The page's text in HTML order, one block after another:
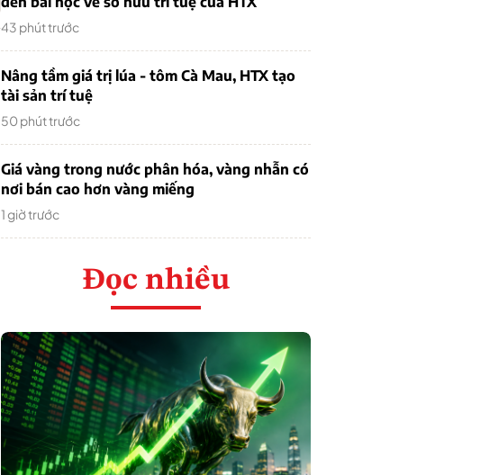
43 phút trước
Nâng tầm giá trị lúa - tôm Cà Mau, HTX tạo
tài sản trí tuệ
50 phút trước
Giá vàng trong nước phân hóa, vàng nhẫn có
nơi bán cao hơn vàng miếng
1 giờ trước
Đọc nhiều